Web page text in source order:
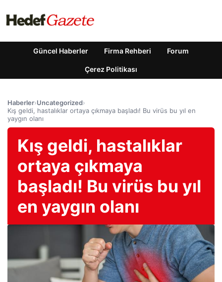
Güncel Haberler Firma Rehberi Forum
Çerez Politikası
Haberler›Uncategorized›
Kış geldi, hastalıklar ortaya çıkmaya başladı! Bu virüs bu yıl en
yaygın olanı
Kış geldi, hastalıklar
ortaya çıkmaya
başladı! Bu virüs bu yıl
en yaygın olanı